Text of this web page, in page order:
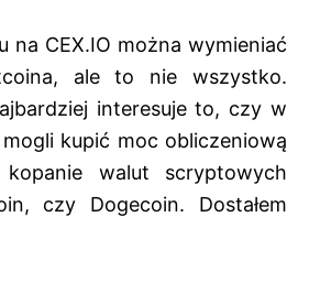
na CEX.IO można wymieniać
ale to nie wszystko.
interesuje to, czy w
mogli kupić moc obliczeniową
walut scryptowych
czy Dogecoin. Dostałem